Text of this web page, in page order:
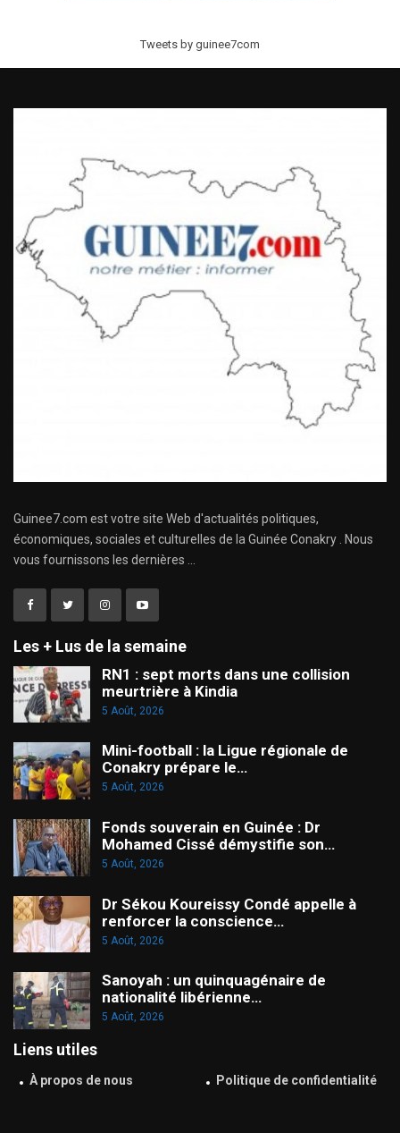
Tweets by guinee7com
Guinee7.com est votre site Web d'actualités politiques,
économiques, sociales et culturelles de la Guinée Conakry . Nous
vous fournissons les dernières ...
Les + Lus de la semaine
RN1 : sept morts dans une collision
meurtrière à Kindia
5 Août, 2026
Mini-football : la Ligue régionale de
Conakry prépare le…
5 Août, 2026
Fonds souverain en Guinée : Dr
Mohamed Cissé démystifie son…
5 Août, 2026
Dr Sékou Koureissy Condé appelle à
renforcer la conscience…
5 Août, 2026
Sanoyah : un quinquagénaire de
nationalité libérienne…
5 Août, 2026
Liens utiles
À propos de nous Politique de confidentialité